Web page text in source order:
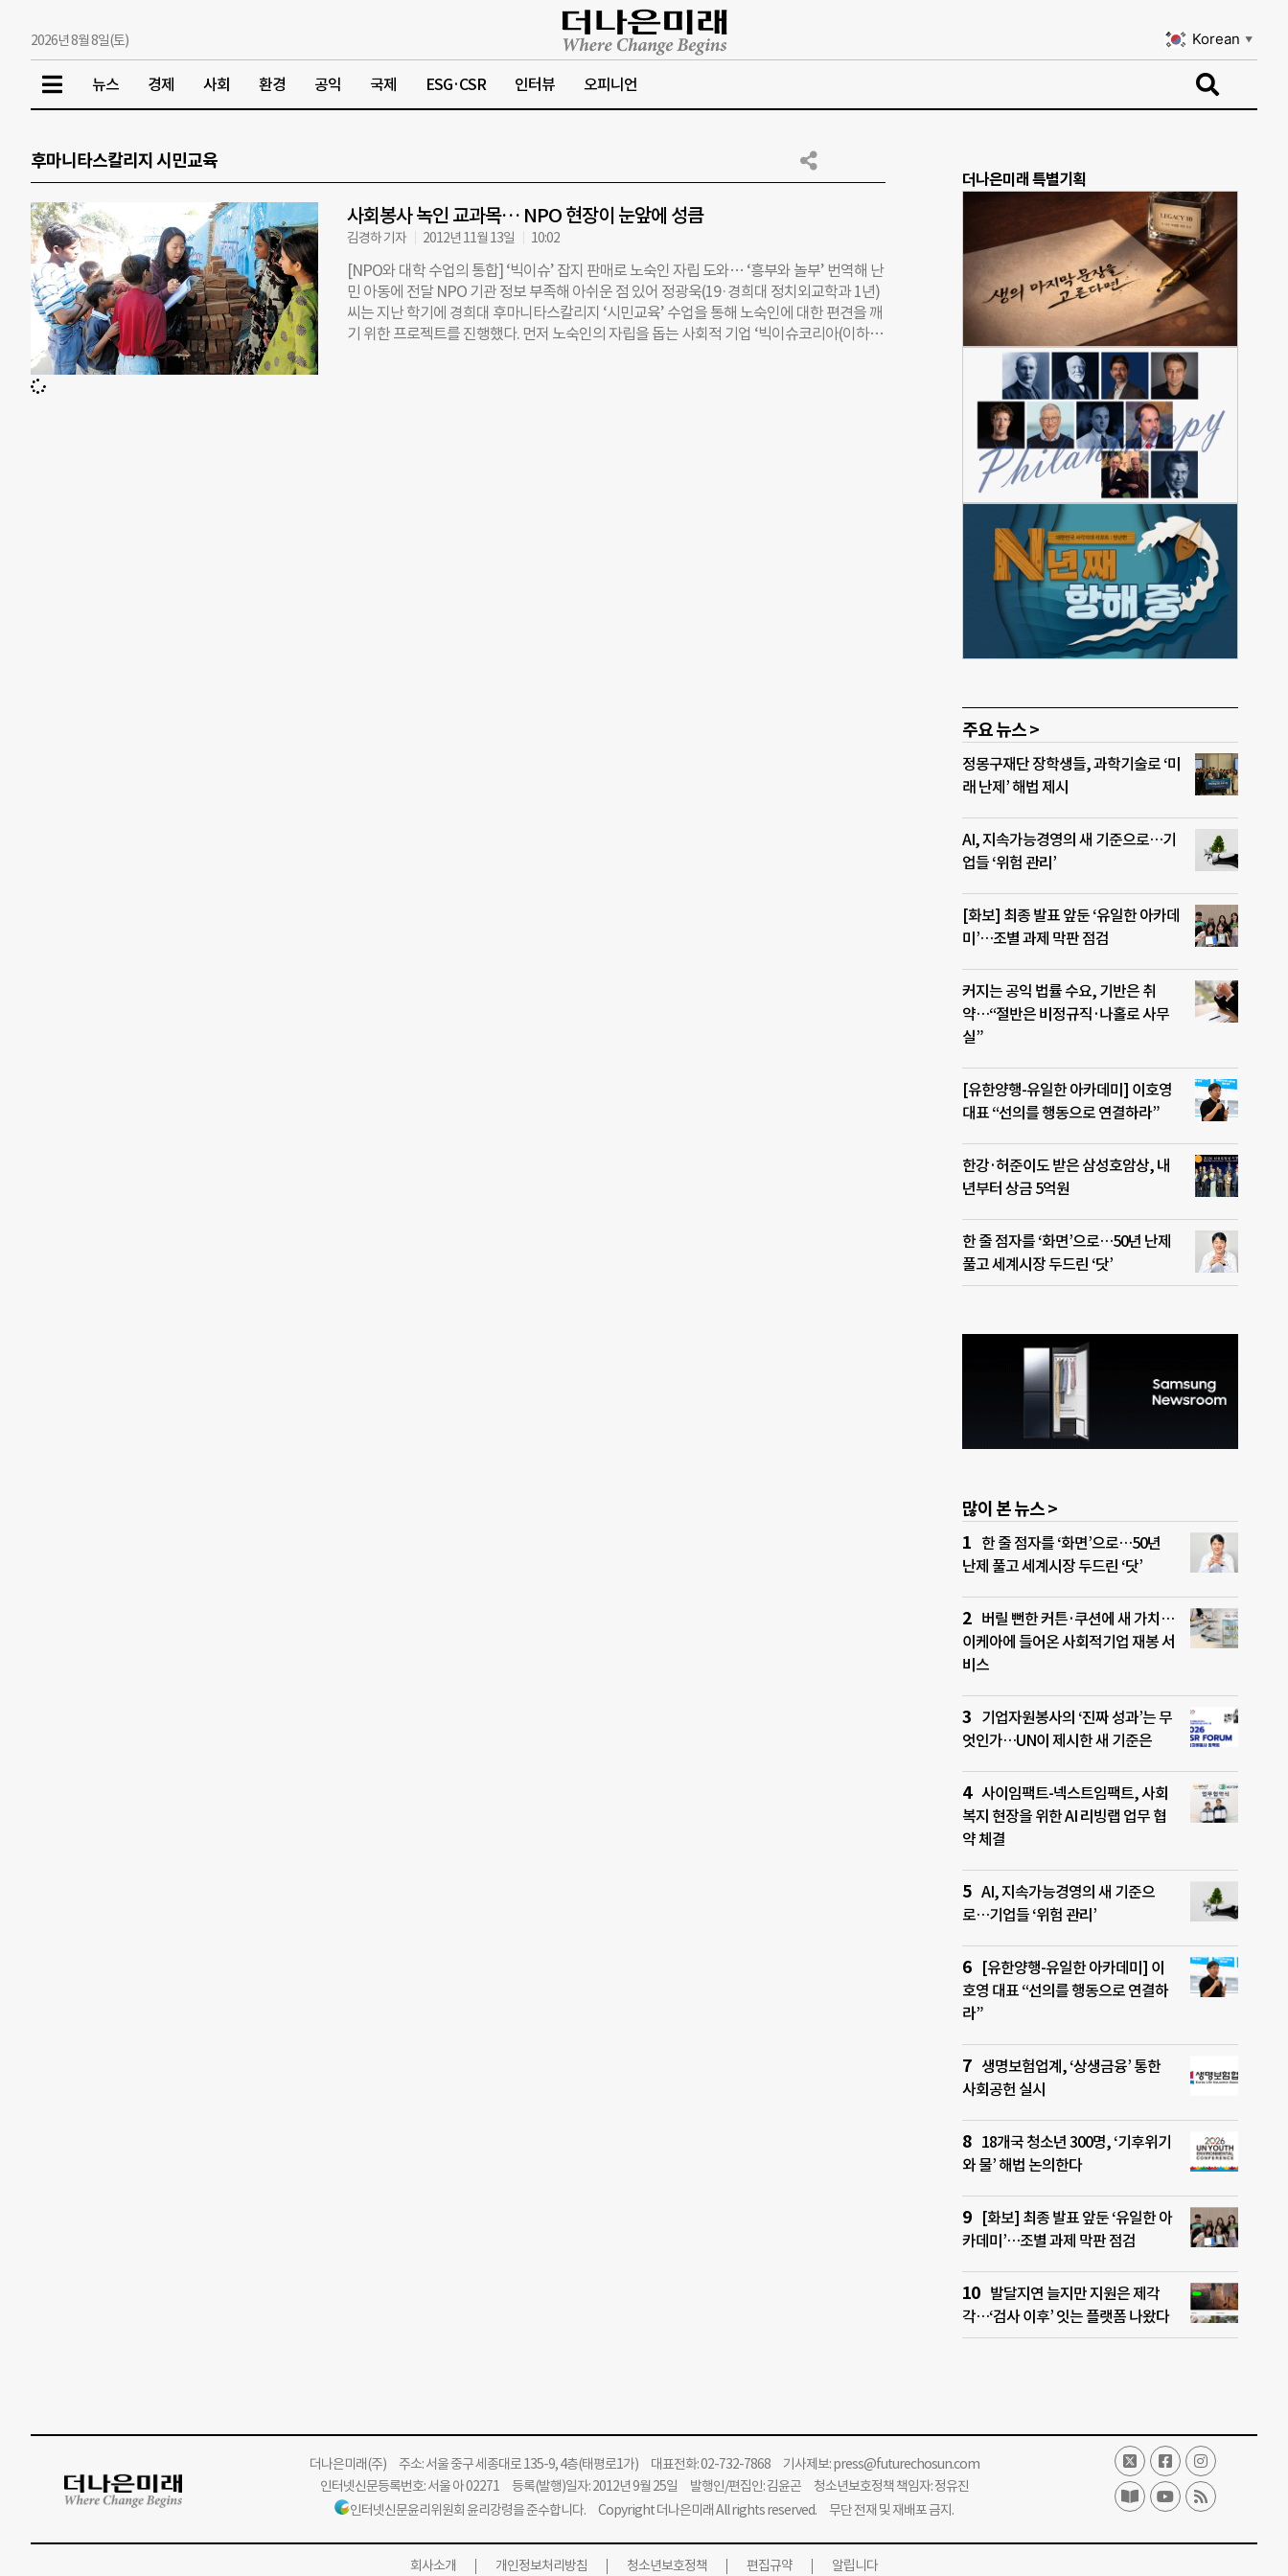
2026년 8월 8일(토) Korean ▼
뉴스 경제 사회 환경 공익 국제 ESG·CSR 인터뷰 오피니언
후마니타스칼리지 시민교육
사회봉사 녹인 교과목… NPO 현장이 눈앞에 성큼
김경하 기자 2012년 11월 13일 10:02
[NPO와 대학 수업의 통합] ‘빅이슈’ 잡지 판매로 노숙인 자립 도와… ‘흥부와 놀부’ 번역해 난
민 아동에 전달 NPO 기관 정보 부족해 아쉬운 점 있어 정광욱(19·경희대 정치외교학과 1년)
씨는 지난 학기에 경희대 후마니타스칼리지 ‘시민교육’ 수업을 통해 노숙인에 대한 편견을 깨
기 위한 프로젝트를 진행했다. 먼저 노숙인의 자립을 돕는 사회적 기업 ‘빅이슈코리아(이하
더나은미래 특별기획
주요 뉴스 >
정몽구재단 장학생들, 과학기술로 ‘미
래 난제’ 해법 제시
AI, 지속가능경영의 새 기준으로…기
업들 ‘위험 관리’
[화보] 최종 발표 앞둔 ‘유일한 아카데
미’…조별 과제 막판 점검
커지는 공익 법률 수요, 기반은 취
약…“절반은 비정규직·나홀로 사무
실”
[유한양행-유일한 아카데미] 이호영
대표 “선의를 행동으로 연결하라”
한강·허준이도 받은 삼성호암상, 내
년부터 상금 5억원
한 줄 점자를 ‘화면’으로…50년 난제
풀고 세계시장 두드린 ‘닷’
많이 본 뉴스 >
한 줄 점자를 ‘화면’으로…50년
난제 풀고 세계시장 두드린 ‘닷’
버릴 뻔한 커튼·쿠션에 새 가치…
이케아에 들어온 사회적기업 재봉 서
비스
기업자원봉사의 ‘진짜 성과’는 무
엇인가…UN이 제시한 새 기준은
사이임팩트-넥스트임팩트, 사회
복지 현장을 위한 AI 리빙랩 업무 협
약 체결
AI, 지속가능경영의 새 기준으
로…기업들 ‘위험 관리’
[유한양행-유일한 아카데미] 이
호영 대표 “선의를 행동으로 연결하
라”
생명보험업계, ‘상생금융’ 통한
사회공헌 실시
18개국 청소년 300명, ‘기후위기
와 물’ 해법 논의한다
[화보] 최종 발표 앞둔 ‘유일한 아
카데미’…조별 과제 막판 점검
발달지연 늘지만 지원은 제각
각…‘검사 이후’ 잇는 플랫폼 나왔다
더나은미래(주)주소: 서울 중구 세종대로 135-9, 4층(태평로1가) 대표전화: 02-732-7868 기사제보:press@futurechosun.com
인터넷신문등록번호: 서울 아 02271 등록(발행)일자: 2012년 9월 25일 발행인/편집인: 김윤곤 청소년보호정책 책임자: 정유진
인터넷신문윤리위원회 윤리강령을 준수합니다. Copyright 더나은미래 All rights reserved. 무단 전재 및 재배포 금지.
회사소개 개인정보처리방침 청소년보호정책 편집규약 알립니다